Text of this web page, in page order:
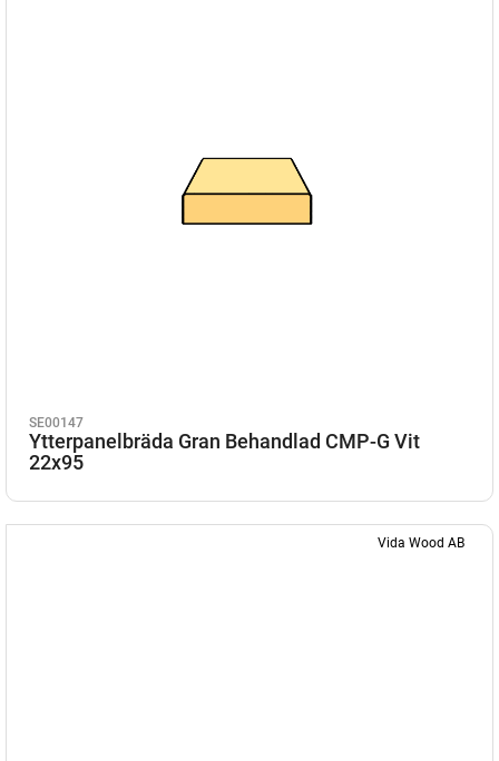
SE00147
Ytterpanelbräda Gran Behandlad CMP-G Vit
22x95
Vida Wood AB